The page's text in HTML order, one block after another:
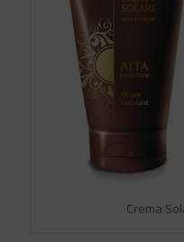
Crema